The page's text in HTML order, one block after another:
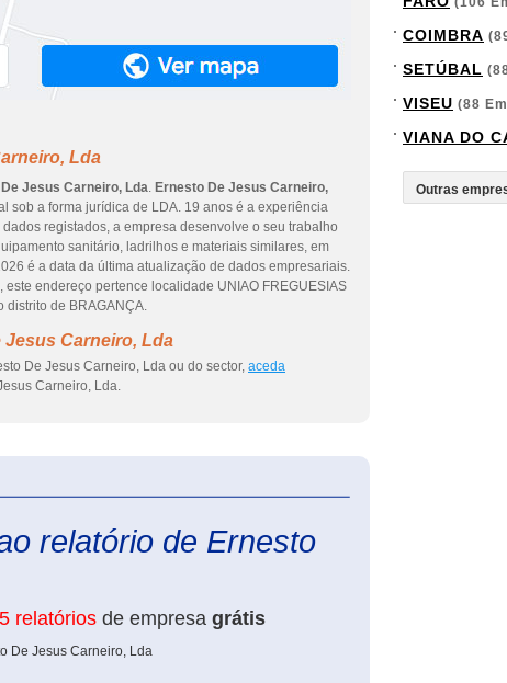
Lda
Jesus Carneiro, Lda. Ernesto De Jesus Carneiro,
sob a forma jurídica de LDA. 19 anos é a experiência
registados, a empresa desenvolve o seu trabalho
sanitário, ladrilhos e materiais similares, em
é a data da última atualização de dados empresariais.
endereço pertence localidade UNIAO FREGUESIAS
distrito de BRAGANÇA.
Carneiro, Lda
De Jesus Carneiro, Lda ou do sector, aceda
Carneiro, Lda.
relatório de Ernesto
5 relatórios de empresa grátis
De Jesus Carneiro, Lda
COIMBRA
SETÚBAL
VISEU (88
VIANA DO